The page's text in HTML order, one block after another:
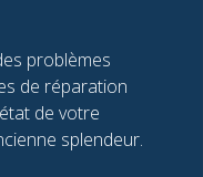
problèmes
de réparation
de votre
splendeur.